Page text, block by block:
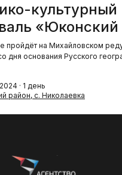
культурный
«Юконский
пройдёт на Михайловском
дня основания Русского
· 1 день
район, с. Николаевка